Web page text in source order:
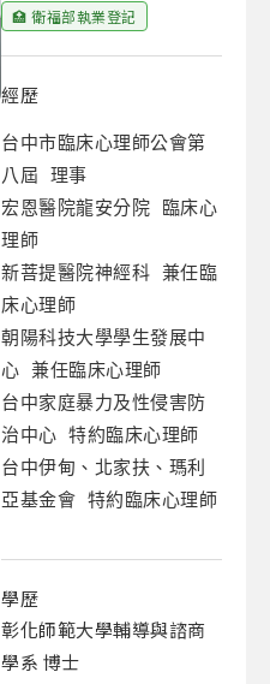
🏥 衛福部執業登記
經歷
台中市臨床心理師公會第
八屆 理事
宏恩醫院龍安分院 臨床心
理師
新菩提醫院神經科 兼任臨
床心理師
朝陽科技大學學生發展中
心 兼任臨床心理師
台中家庭暴力及性侵害防
治中心 特約臨床心理師
台中伊甸、北家扶、瑪利
亞基金會 特約臨床心理師
學歷
彰化師範大學輔導與諮商
學系 博士